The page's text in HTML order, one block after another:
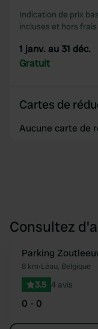
Indication de prix
incluses et hors
1 janv. au 31 déc.
Gratuit
Cartes de
Aucune carte de
Consultez
Parking
8 km•Léau, Belgique
3.5 4 avis
0 - 0